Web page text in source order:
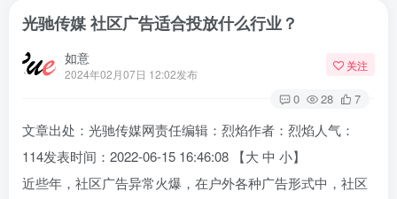
光驰传媒 社区广告适合投放什么行业？
如意
2024年02月07日 12:02发布
关注
0 28 7
文章出处：光驰传媒网责任编辑：烈焰作者：烈焰人气：
114发表时间：2022-06-15 16:46:08 【大 中 小】
近些年，社区广告异常火爆，在户外各种广告形式中，社区